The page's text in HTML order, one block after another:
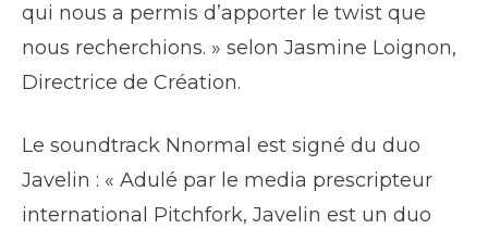
qui nous a permis d’apporter le twist que
nous recherchions. » selon Jasmine Loignon,
Directrice de Création.
Le soundtrack Nnormal est signé du duo
Javelin : « Adulé par le media prescripteur
international Pitchfork, Javelin est un duo